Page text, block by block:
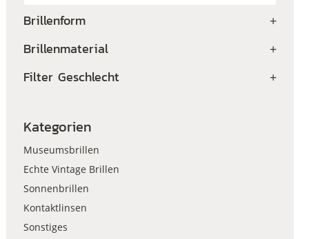
Brillenform +
Brillenmaterial +
Filter Geschlecht +
Kategorien
Museumsbrillen
Echte Vintage Brillen
Sonnenbrillen
Kontaktlinsen
Sonstiges